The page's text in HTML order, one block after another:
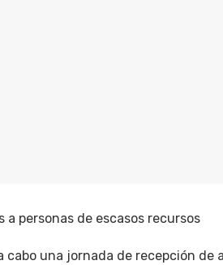
personas de escasos recursos
cabo una jornada de recepción